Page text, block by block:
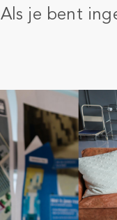
Als je bent